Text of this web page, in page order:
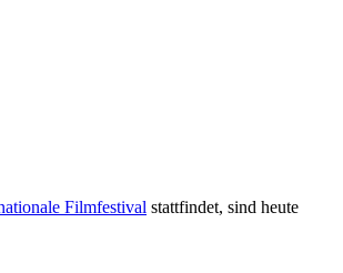
Filmfestival stattfindet, sind heute